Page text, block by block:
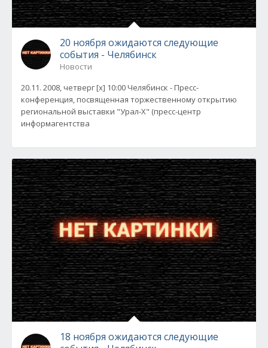
20 ноября ожидаются следующие
события - Челябинск
Новости
20.11. 2008, четверг [x] 10:00 Челябинск - Пресс-
конференция, посвященная торжественному открытию
региональной выставки "Урал-X" (пресс-центр
информагентства
18 ноября ожидаются следующие